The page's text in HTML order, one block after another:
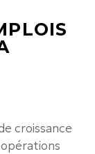
croissance